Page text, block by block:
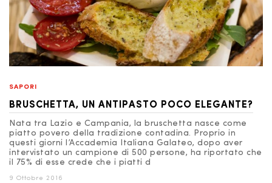
SAPORI
BRUSCHETTA, UN ANTIPASTO POCO ELEGANTE?
Nata tra Lazio e Campania, la bruschetta nasce come
piatto povero della tradizione contadina. Proprio in
questi giorni l’Accademia Italiana Galateo, dopo aver
intervistato un campione di 500 persone, ha riportato che
il 75% di esse crede che i piatti d
9 Ottobre 2016